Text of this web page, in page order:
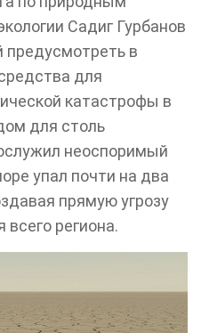
Садиг Гурбанов
предусмотреть в
для
катастрофы в
для столь
неоспоримый
упал почти на два
прямую угрозу
всего региона.